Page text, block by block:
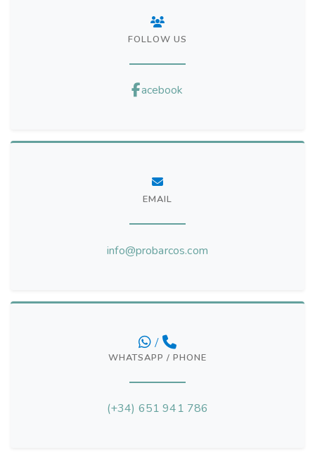
FOLLOW US
acebook
EMAIL
info@probarcos.com
/
WHATSAPP / PHONE
(+34) 651 941 786